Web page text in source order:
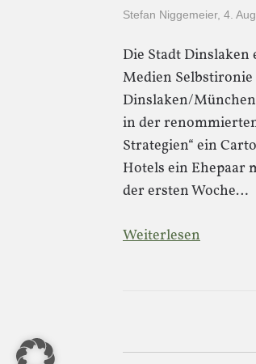
Stefan Niggemeier, 4.
Die Stadt
Medien
Dinslaken/
in der
Strategien“ ein
Hotels ein Ehepaar
der ersten Woche…
Weiterlesen